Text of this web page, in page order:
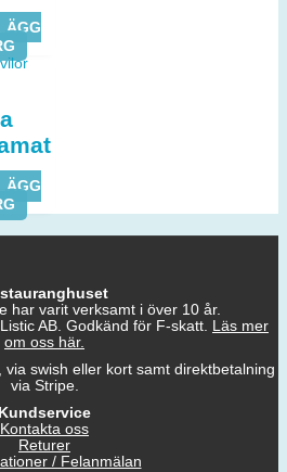
har varit verksamt i över 10 år.
AB. Godkänd för F-skatt. Läs mer
om oss här.
via swish eller kort samt direktbetalning
via Stripe.
Kundservice
Kontakta oss
Returer
/ Felanmälan